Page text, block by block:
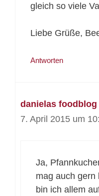
gleich so viele
Liebe Grüße,
Antworten
danielas foodblog
7. April 2015 um
Ja,
mag auch gern
bin ich allem